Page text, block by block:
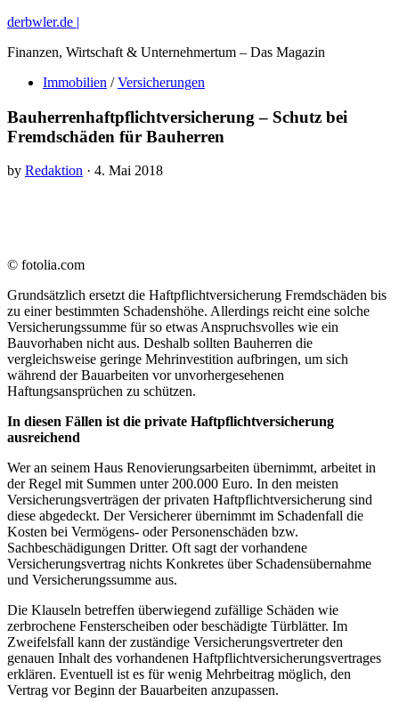
derbwler.de |
Finanzen, Wirtschaft & Unternehmertum – Das Magazin
Immobilien / Versicherungen
Bauherrenhaftpflichtversicherung – Schutz bei
Fremdschäden für Bauherren
by Redaktion · 4. Mai 2018
© fotolia.com
Grundsätzlich ersetzt die Haftpflichtversicherung Fremdschäden bis
zu einer bestimmten Schadenshöhe. Allerdings reicht eine solche
Versicherungssumme für so etwas Anspruchsvolles wie ein
Bauvorhaben nicht aus. Deshalb sollten Bauherren die
vergleichsweise geringe Mehrinvestition aufbringen, um sich
während der Bauarbeiten vor unvorhergesehenen
Haftungsansprüchen zu schützen.
In diesen Fällen ist die private Haftpflichtversicherung
ausreichend
Wer an seinem Haus Renovierungsarbeiten übernimmt, arbeitet in
der Regel mit Summen unter 200.000 Euro. In den meisten
Versicherungsverträgen der privaten Haftpflichtversicherung sind
diese abgedeckt. Der Versicherer übernimmt im Schadenfall die
Kosten bei Vermögens- oder Personenschäden bzw.
Sachbeschädigungen Dritter. Oft sagt der vorhandene
Versicherungsvertrag nichts Konkretes über Schadensübernahme
und Versicherungssumme aus.
Die Klauseln betreffen überwiegend zufällige Schäden wie
zerbrochene Fensterscheiben oder beschädigte Türblätter. Im
Zweifelsfall kann der zuständige Versicherungsvertreter den
genauen Inhalt des vorhandenen Haftpflichtversicherungsvertrages
erklären. Eventuell ist es für wenig Mehrbeitrag möglich, den
Vertrag vor Beginn der Bauarbeiten anzupassen.